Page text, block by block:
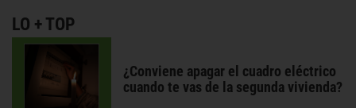
LO + TOP
¿Conviene apagar el cuadro eléctrico
cuando te vas de la segunda vivienda?